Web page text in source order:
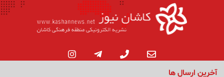
آخرین ارسال ها